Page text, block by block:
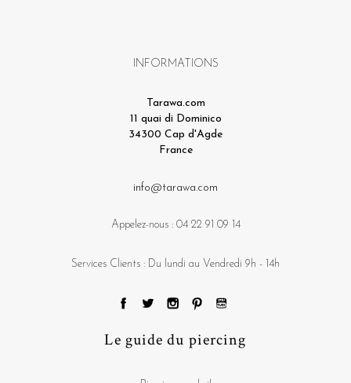
INFORMATIONS
Tarawa.com
11 quai di Dominico
34300 Cap d'Agde
France
info@tarawa.com
Appelez-nous : 04 22 91 09 14
Services Clients : Du lundi au Vendredi 9h - 14h
Le guide du piercing